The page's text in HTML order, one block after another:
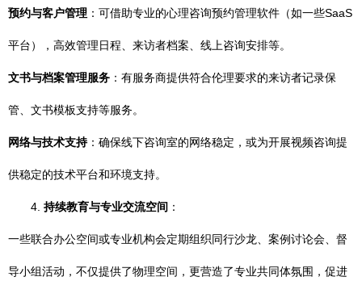
预约与客户管理 ：可借助专业的心理咨询预约管理软件（如一些SaaS
平台），高效管理日程、来访者档案、线上咨询安排等。
文书与档案管理服务 ：有服务商提供符合伦理要求的来访者记录保
管、文书模板支持等服务。
网络与技术支持：确保线下咨询室的网络稳定，或为开展视频咨询提
供稳定的技术平台和环境支持。
4. 持续教育与专业交流空间 ：
一些联合办公空间或专业机构会定期组织同行沙龙、案例讨论会、督
导小组活动，不仅提供了物理空间，更营造了专业共同体氛围，促进